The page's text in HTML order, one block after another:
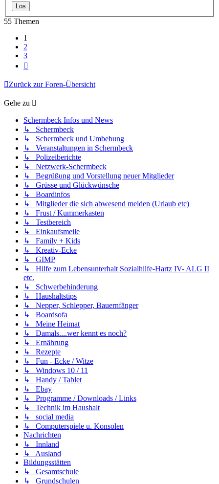
55 Themen
1
2
3
Zurück zur Foren-Übersicht
Gehe zu
Schermbeck Infos und News
↳ Schermbeck
↳ Schermbeck und Umbebung
↳ Veranstaltungen in Schermbeck
↳ Polizeiberichte
↳ Netzwerk-Schermbeck
↳ Begrüßung und Vorstellung neuer Mitglieder
↳ Grüsse und Glückwünsche
↳ Boardinfos
↳ Mitglieder die sich abwesend melden (Urlaub etc)
↳ Frust / Kummerkasten
↳ Testbereich
↳ Einkaufsmeile
↳ Family + Kids
↳ Kreativ-Ecke
↳ GIMP
↳ Hilfe zum Lebensunterhalt Sozialhilfe-Hartz IV- ALG II
etc.
↳ Schwerbehinderung
↳ Haushaltstips
↳ Nepper, Schlepper, Bauernfänger
↳ Boardsofa
↳ Meine Heimat
↳ Damals....wer kennt es noch?
↳ Ernährung
↳ Rezepte
↳ Fun - Ecke / Witze
↳ Windows 10 / 11
↳ Handy / Tablet
↳ Ebay
↳ Programme / Downloads / Links
↳ Technik im Haushalt
↳ social media
↳ Computerspiele u. Konsolen
Nachrichten
↳ Innland
↳ Ausland
Bildungsstätten
↳ Gesamtschule
↳ Grundschulen